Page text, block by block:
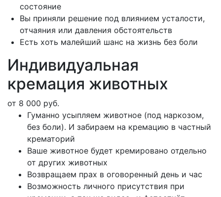
состояние
Вы приняли решение под влиянием усталости,
отчаяния или давления обстоятельств
Есть хоть малейший шанс на жизнь без боли
Индивидуальная
кремация животных
от 8 000 руб.
Гуманно усыпляем животное (под наркозом,
без боли). И забираем на кремацию в частный
крематорий
Ваше животное будет кремировано отдельно
от других животных
Возвращаем прах в оговоренный день и час
Возможность личного присутствия при